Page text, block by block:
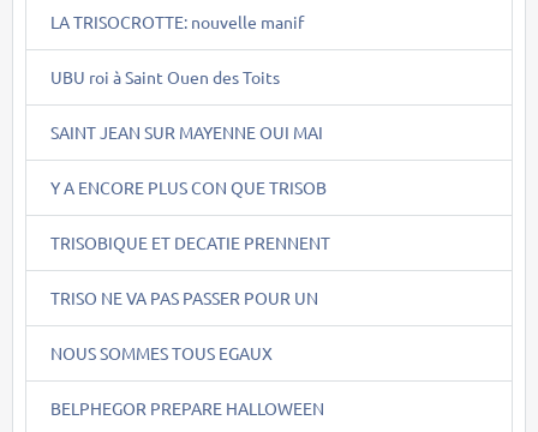
LA TRISOCROTTE: nouvelle manif
UBU roi à Saint Ouen des Toits
SAINT JEAN SUR MAYENNE OUI MAI
Y A ENCORE PLUS CON QUE TRISOB
TRISOBIQUE ET DECATIE PRENNENT
TRISO NE VA PAS PASSER POUR UN
NOUS SOMMES TOUS EGAUX
BELPHEGOR PREPARE HALLOWEEN